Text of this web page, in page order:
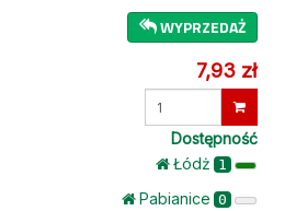
WYPRZEDAŻ
7,93 zł
Dostępność
Łódż 1
Pabianice 0